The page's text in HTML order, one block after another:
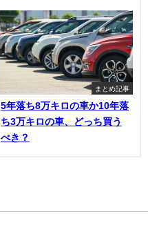
まとめ記事
5年落ち8万キロの車か10年落
ち3万キロの車、どっち買う
べき？